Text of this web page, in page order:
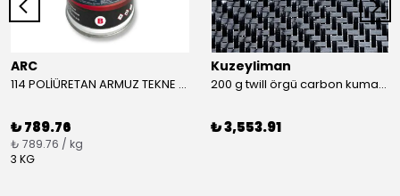
ARC
114 POLİÜRETAN ARMUZ TEKNE MACUNU TAKIM (BEYAZ)
₺ 789.76
₺ 789.76 / kg
3 KG
Kuzeyliman
200 g twill örgü carbon kumaş m2
₺ 3,553.91